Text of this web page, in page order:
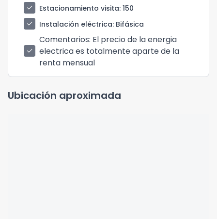
check
Estacionamiento visita: 150
check
Instalación eléctrica: Bifásica
check
Comentarios: El precio de la energia
electrica es totalmente aparte de la
renta mensual
Ubicación aproximada